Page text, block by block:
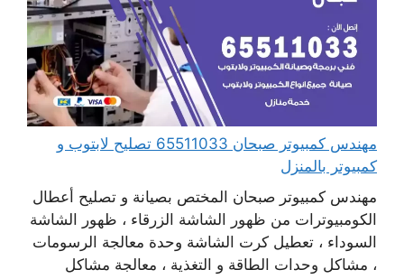
مهندس كمبيوتر صبحان 65511033 تصليح لابتوب و
كمبيوتر بالمنزل
مهندس كمبيوتر صبحان المختص بصيانة و تصليح أعطال
الكومبيوترات من ظهور الشاشة الزرقاء ، ظهور الشاشة
السوداء ، تعطيل كرت الشاشة وحدة معالجة الرسومات
، مشاكل وحدات الطاقة و التغذية ، معالجة مشاكل